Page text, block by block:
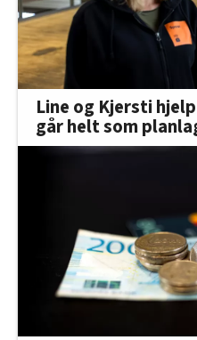
Line og Kjersti
går helt som